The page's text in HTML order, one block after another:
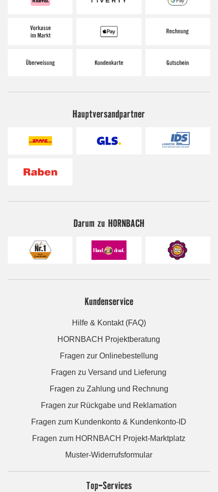
Hauptversandpartner
Darum zu HORNBACH
Kundenservice
Hilfe & Kontakt (FAQ)
HORNBACH Projektberatung
Fragen zur Onlinebestellung
Fragen zu Versand und Lieferung
Fragen zu Zahlung und Rechnung
Fragen zur Rückgabe und Reklamation
Fragen zum Kundenkonto & Kundenkonto-ID
Fragen zum HORNBACH Projekt-Marktplatz
Muster-Widerrufsformular
Top-Services